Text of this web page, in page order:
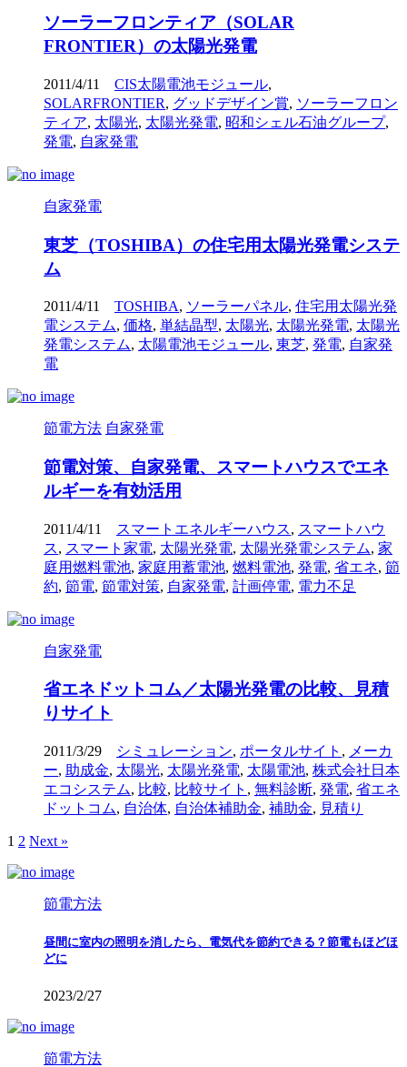
ソーラーフロンティア（SOLAR
FRONTIER）の太陽光発電
2011/4/11 CIS太陽電池モジュール,
SOLARFRONTIER, グッドデザイン賞, ソーラーフロン
ティア, 太陽光, 太陽光発電, 昭和シェル石油グループ,
発電, 自家発電
自家発電
東芝（TOSHIBA）の住宅用太陽光発電システ
ム
2011/4/11 TOSHIBA, ソーラーパネル, 住宅用太陽光発
電システム, 価格, 単結晶型, 太陽光, 太陽光発電, 太陽光
発電システム, 太陽電池モジュール, 東芝, 発電, 自家発
電
節電方法 自家発電
節電対策、自家発電、スマートハウスでエネ
ルギーを有効活用
2011/4/11 スマートエネルギーハウス, スマートハウ
ス, スマート家電, 太陽光発電, 太陽光発電システム, 家
庭用燃料電池, 家庭用蓄電池, 燃料電池, 発電, 省エネ, 節
約, 節電, 節電対策, 自家発電, 計画停電, 電力不足
自家発電
省エネドットコム／太陽光発電の比較、見積
りサイト
2011/3/29 シミュレーション, ポータルサイト , メーカ
ー, 助成金, 太陽光, 太陽光発電, 太陽電池, 株式会社日本
エコシステム, 比較, 比較サイト , 無料診断, 発電, 省エネ
ドットコム, 自治体, 自治体補助金, 補助金, 見積り
1 2 Next »
節電方法
昼間に室内の照明を消したら、電気代を節約できる？節電もほどほ
どに
2023/2/27
節電方法